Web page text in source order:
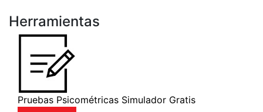
Herramientas